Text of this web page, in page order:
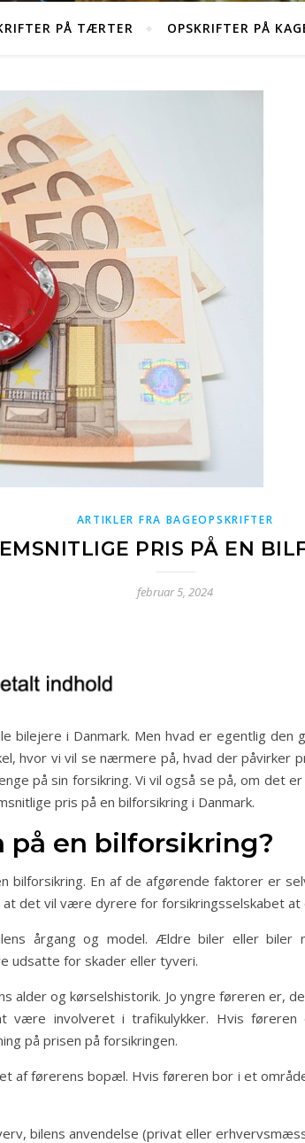
PÅ TÆRTER OPSKRIFTER PÅ
ARTIKLER FRA BAGEOPSKRIFTER
PRIS PÅ EN
februar 5, 2024
bilejere i Danmark. Men hvad er egentlig
hvor vi vil se nærmere på, hvad der påvirker
på sin forsikring. Vi vil også se på, om det
pris på en bilforsikring i Danmark.
på en bilforsikring?
bilforsikring. En af de afgørende faktorer er
det vil være dyrere for forsikringsselskabet
årgang og model. Ældre biler eller biler
udsatte for skader eller tyveri.
alder og kørselshistorik. Jo yngre føreren er,
involveret i trafikulykker. Hvis føreren
på prisen på forsikringen.
af førerens bopæl. Hvis føreren bor i et
bilens anvendelse (privat eller